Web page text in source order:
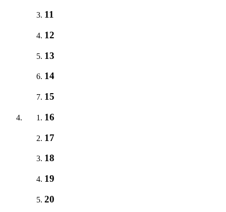
11
12
13
14
15
16
17
18
19
20